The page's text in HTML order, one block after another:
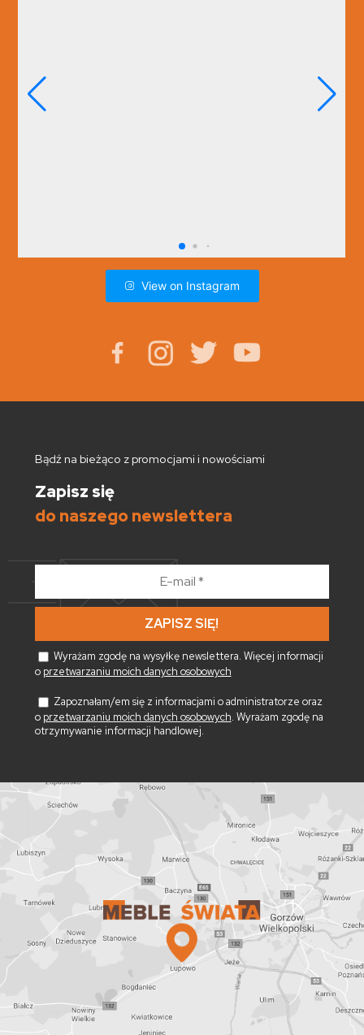
View on Instagram
Bądź na bieżąco z promocjami i nowościami
Zapisz się
do naszego newslettera
*
Wyrażam zgodę na wysyłkę newslettera. Więcej informacji
o przetwarzaniu moich danych osobowych
Zapoznałam/em się z informacjami o administratorze oraz
o przetwarzaniu moich danych osobowych. Wyrażam zgodę na
otrzymywanie informacji handlowej.